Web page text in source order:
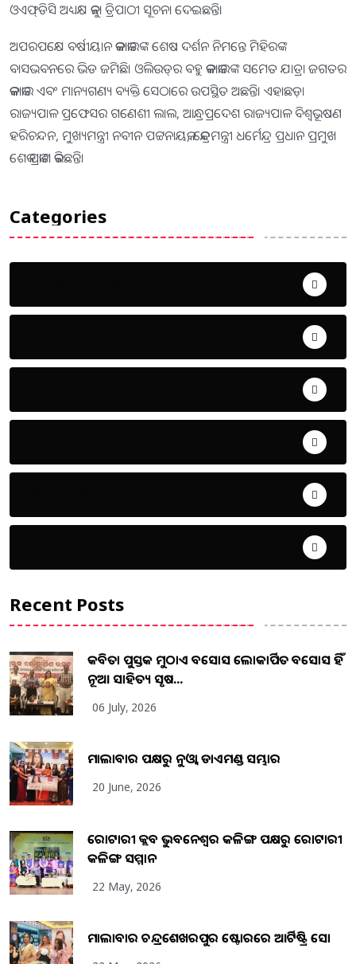
ଓଏଫ୍‌ଡିସି ଅଧ୍ୟକ୍ଷ କୁନା ତ୍ରିପାଠୀ ସୂଚନା ଦେଇଛନ୍ତି।
ଅପରପକ୍ଷେ ବର୍ଷୀୟାନ କଳାକାରଙ୍କ ଶେଷ ଦର୍ଶନ ନିମନ୍ତେ ମିହିରଙ୍କ
ବାସଭବନରେ ଭିଡ ଜମିଛି। ଓଲିଉଡ୍‌ର ବହୁ କଳାକାରଙ୍କ ସମେତ ଯାତ୍ରା ଜଗତର
କଳାକାର ଏବଂ ମାନ୍ୟଗଣ୍ୟ ବ୍ୟକ୍ତି ସେଠାରେ ଉପସ୍ଥିତ ଅଛନ୍ତି। ଏହାଛଡ଼ା
ରାଜ୍ୟପାଳ ପ୍ରଫେସର ଗଣେଶୀ ଲାଲ, ଆନ୍ଧ୍ରପ୍ରଦେଶ ରାଜ୍ୟପାଳ ବିଶ୍ୱଭୂଷଣ
ହରିଚନ୍ଦନ, ମୁଖ୍ୟମନ୍ତ୍ରୀ ନବୀନ ପଟ୍ଟନାୟକ, କେନ୍ଦ୍ରମନ୍ତ୍ରୀ ଧର୍ମେନ୍ଦ୍ର ପ୍ରଧାନ ପ୍ରମୁଖ
ଶେକ ପ୍ରକାଶ କରିଛନ୍ତି।
Categories
Recent Posts
କବିତା ପୁସ୍ତକ ମୁଠାଏ ଅବସୋସ ଲୋକାର୍ପିତ ଅବସୋସ ହିଁ
ନୂଆ ସାହିତ୍ୟ ସୃଷ...
06 July, 2026
ମାଲାବାର ପକ୍ଷରୁ ନୁଓ୍ବା ଡାଏମଣ୍ଡ ସମ୍ଭାର
20 June, 2026
ରୋଟାରୀ କ୍ଲବ ଭୁବନେଶ୍ୱର କଳିଙ୍ଗ ପକ୍ଷରୁ ରୋଟାରୀ
କଳିଙ୍ଗ ସମ୍ମାନ
22 May, 2026
ମାଲାବାର ଚନ୍ଦ୍ରଶେଖରପୁର ଷ୍ଟୋରରେ ଆର୍ଟିଷ୍ଟ୍ରି ସୋ